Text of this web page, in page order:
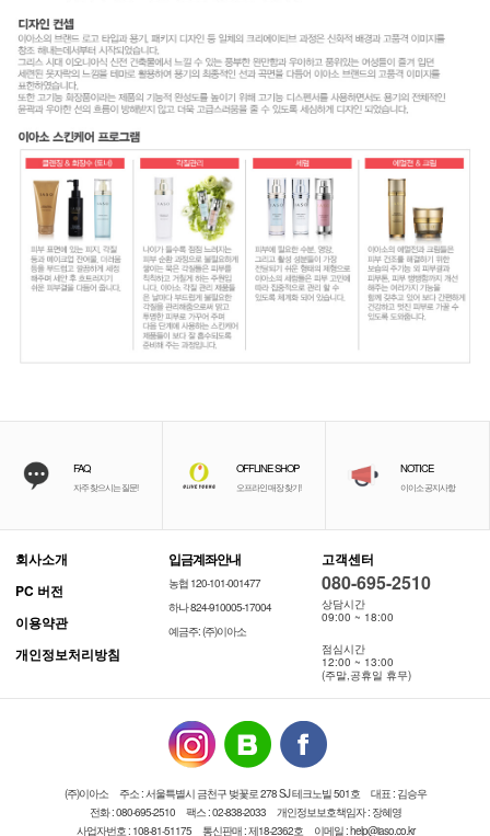
FAQ
자주 찾으시는 질문!
OFFLINE SHOP
오프라인 매장 찾기!
NOTICE
이이소 공지사항
회사소개
PC 버전
이용약관
개인정보처리방침
입금계좌안내
농협 120-101-001477
하나 824-910005-17004
예금주: (주)이아소
고객센터
080-695-2510
상담시간
09:00 ~ 18:00
점심시간
12:00 ~ 13:00
(주말,공휴일 휴무)
(주)이아소 주소 : 서울특별시 금천구 벚꽃로 278 SJ 테크노빌 501호
대표 : 김승우
전화 : 080-695-2510
팩스 : 02-838-2033
개인정보보호책임자 : 장혜영
사업자번호 : 108-81-51175
통신판매 : 제18-2362호 이메일 : help@iaso.co.kr